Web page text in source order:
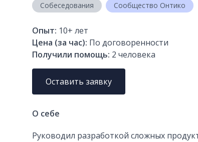
Собеседования
Сообщество Онтико
Опыт: 10+ лет
Цена (за час): По договоренности
Получили помощь: 2 человека
Оставить заявку
О себе
Руководил разработкой сложных